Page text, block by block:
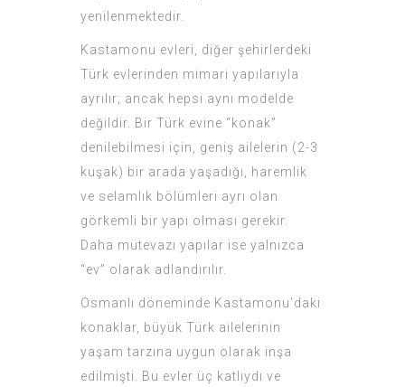
yenilenmektedir.
Kastamonu evleri, diğer şehirlerdeki
Türk evlerinden mimari yapılarıyla
ayrılır; ancak hepsi aynı modelde
değildir. Bir Türk evine “konak”
denilebilmesi için, geniş ailelerin (2-3
kuşak) bir arada yaşadığı, haremlik
ve selamlık bölümleri ayrı olan
görkemli bir yapı olması gerekir.
Daha mütevazı yapılar ise yalnızca
“ev” olarak adlandırılır.
Osmanlı döneminde Kastamonu’daki
konaklar, büyük Türk ailelerinin
yaşam tarzına uygun olarak inşa
edilmişti. Bu evler üç katlıydı ve